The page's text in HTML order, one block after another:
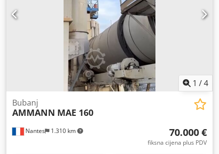
1 /4
Nantes 1.310 km
Bubanj
AMMANN MAE 160
70.000 €
fiksna cijena plus PDV